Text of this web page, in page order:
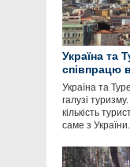
Україна та
співпрацю
Україна та
галузі
кількість
саме з України.